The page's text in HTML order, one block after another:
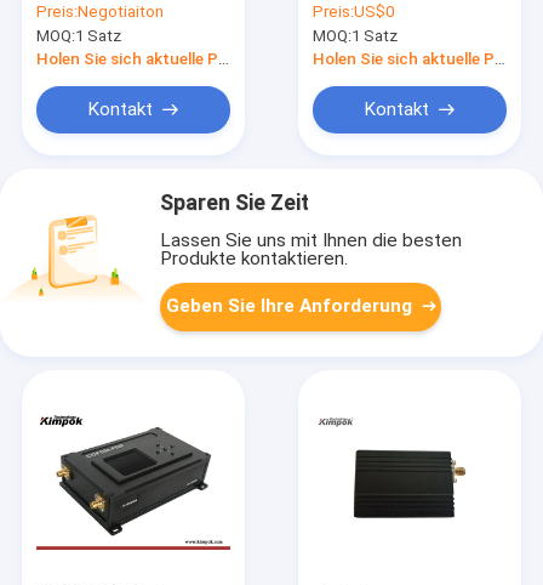
Preis:Negotiaiton
MOQ:1 Satz
Holen Sie sich aktuelle Preis
Kontakt
HD UAV-
Videoübermittler-
H.265
Preis:US$0
MOQ:1 Satz
Holen Sie sich aktuelle Preis
Kontakt
Sparen Sie Zeit
Lassen Sie uns mit Ihnen die besten
Produkte kontaktieren.
Geben Sie Ihre Anforderung